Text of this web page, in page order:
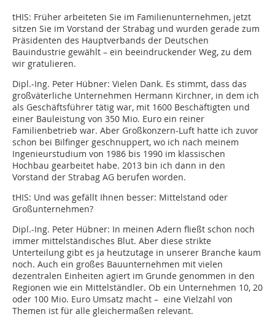
tHIS: Früher arbeiteten Sie im Familienunternehmen, jetzt
sitzen Sie im Vorstand der Strabag und wurden gerade zum
Präsidenten des Hauptverbands der Deutschen
Bauindustrie gewählt – ein beeindruckender Weg, zu dem
wir gratulieren.
Dipl.-Ing. Peter Hübner: Vielen Dank. Es stimmt, dass das
großväterliche Unternehmen Hermann Kirchner, in dem ich
als Geschäftsführer tätig war, mit 1600 Beschäftigten und
einer Bauleistung von 350 Mio. Euro ein reiner
Familienbetrieb war. Aber Großkonzern-Luft hatte ich zuvor
schon bei Bilfinger geschnuppert, wo ich nach meinem
Ingenieurstudium von 1986 bis 1990 im klassischen
Hochbau gearbeitet habe. 2013 bin ich dann in den
Vorstand der Strabag AG berufen worden.
tHIS: Und was gefällt Ihnen besser: Mittelstand oder
Großunternehmen?
Dipl.-Ing. Peter Hübner: In meinen Adern fließt schon noch
immer mittelständisches Blut. Aber diese strikte
Unterteilung gibt es ja heutzutage in unserer Branche kaum
noch. Auch ein großes Bauunternehmen mit vielen
dezentralen Einheiten agiert im Grunde genommen in den
Regionen wie ein Mittelständler. Ob ein Unternehmen 10, 20
oder 100 Mio. Euro Umsatz macht – eine Vielzahl von
Themen ist für alle gleichermaßen relevant.